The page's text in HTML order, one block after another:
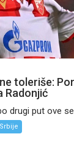
toleriše:
Radonjić
drugi put ove